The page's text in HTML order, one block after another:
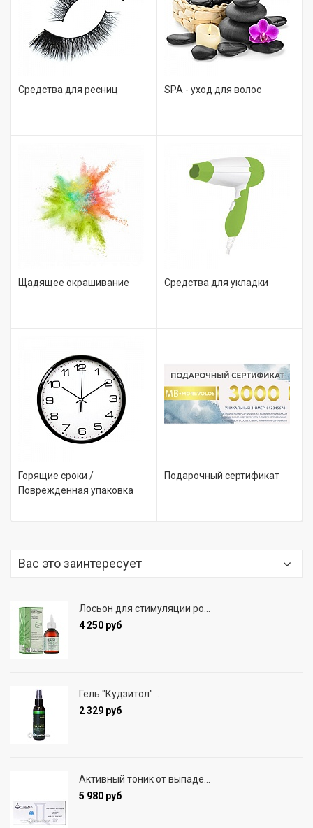
Средства для ресниц SPA - уход для волос
Щадящее окрашивание Средства для укладки
Горящие сроки /
Поврежденная упаковка
Подарочный сертификат
Вас это заинтересует
Лосьон для стимуляции ро...
4 250 руб
Гель "Кудзитол"...
2 329 руб
Активный тоник от выпаде...
5 980 руб